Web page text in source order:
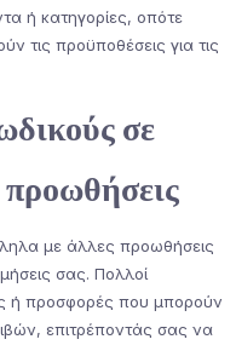
ή κατηγορίες, οπότε
τις προϋποθέσεις για τις
σε
με άλλες προωθήσεις
σας. Πολλοί
ή προσφορές που μπορούν
επιτρέποντάς σας να